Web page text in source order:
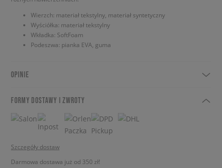
Wierzch: materiał tekstylny, materiał syntetyczny
Wyściółka: materiał tekstylny
Wkładka: SoftFoam
Podeszwa: pianka EVA, guma
OPINIE
FORMY DOSTAWY I ZWROTY
Szczegóły dostaw
Darmowa dostawa już od 350 zł!